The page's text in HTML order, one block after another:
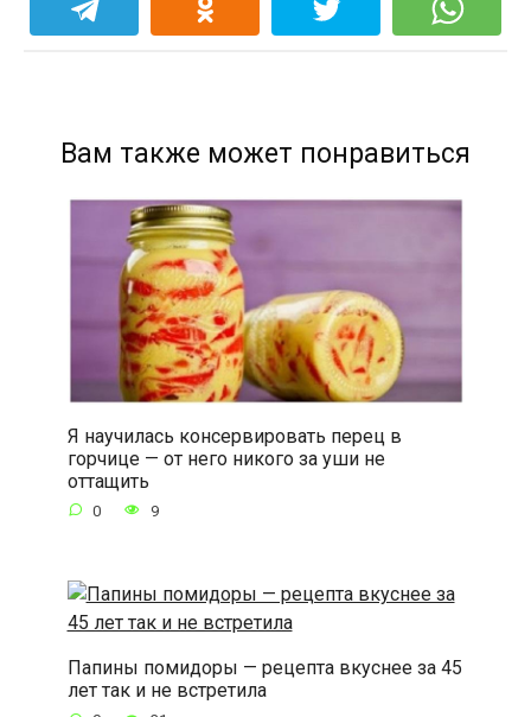
Вам также может понравиться
Я научилась консервировать перец в
горчице — от него никого за уши не
оттащить
0 9
Папины помидоры — рецепта вкуснее за 45
лет так и не встретила